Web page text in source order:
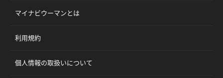
マイナビウーマンとは
利用規約
個人情報の取扱いについて